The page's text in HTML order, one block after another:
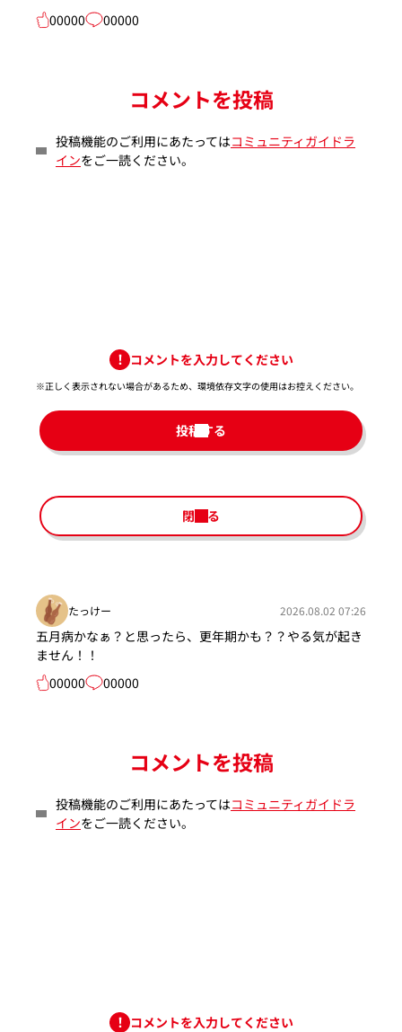
00000
00000
コメントを投稿
投稿機能のご利用にあたってはコミュニティガイドラ
インをご一読ください。
コメントを入力してください
※正しく表示されない場合があるため、環境依存文字の使用はお控えください。​
投稿する
閉じる
たっけー 2026.08.02 07:26
五月病かなぁ？と思ったら、更年期かも？？やる気が起き
ません！！
00000
00000
コメントを投稿
投稿機能のご利用にあたってはコミュニティガイドラ
インをご一読ください。
コメントを入力してください